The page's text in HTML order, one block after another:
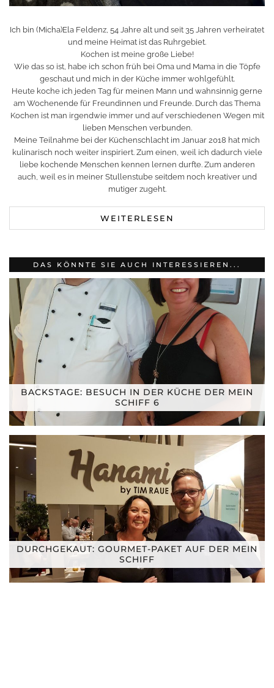
Ich bin (Micha)Ela Feldenz, 54 Jahre alt und seit 35 Jahren verheiratet
und meine Heimat ist das Ruhrgebiet.
Kochen ist meine große Liebe!
Wie das so ist, habe ich schon früh bei Oma und Mama in die Töpfe
geschaut und mich in der Küche immer wohlgefühlt.
Heute koche ich jeden Tag für meinen Mann und wahnsinnig gerne
am Wochenende für Freundinnen und Freunde. Durch das Thema
Kochen ist man irgendwie immer und auf verschiedenen Wegen mit
lieben Menschen verbunden.
Meine Teilnahme bei der Küchenschlacht im Januar 2018 hat mich
kulinarisch noch weiter inspiriert. Zum einen, weil ich dadurch viele
liebe kochende Menschen kennen lernen durfte. Zum anderen
auch, weil es in meiner Stullenstube seitdem noch kreativer und
mutiger zugeht.
WEITERLESEN
DAS KÖNNTE SIE AUCH INTERESSIEREN...
BACKSTAGE: BESUCH IN DER KÜCHE DER MEIN
SCHIFF 6
DURCHGEKAUT: GOURMET-PAKET AUF DER MEIN
SCHIFF